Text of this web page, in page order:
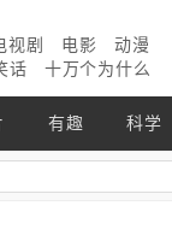
视剧 电影
动漫
话 十万个为什么
有趣 科学